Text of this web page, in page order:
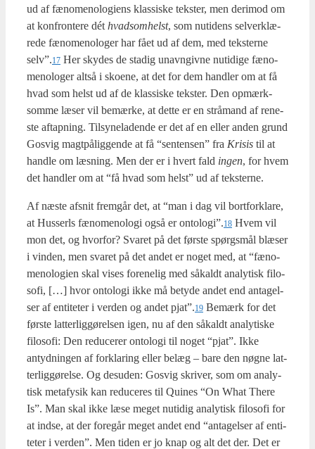
ud af fæno­meno­lo­gi­ens klas­si­ske tek­ster, men der­i­mod om
at kon­fron­te­re dét hva­dsom­helst, som nuti­dens sel­ver­klæ­
re­de fæno­meno­lo­ger har fået ud af dem, med tek­ster­ne
selv”.17 Her sky­des de sta­dig unavn­giv­ne nuti­di­ge fæno­
meno­lo­ger alt­så i sko­e­ne, at det for dem hand­ler om at få
hvad som helst ud af de klas­si­ske tek­ster. Den opmærk­
som­me læser vil bemær­ke, at det­te er en strå­mand af rene­
ste aftap­ning. Til­sy­ne­la­den­de er det af en eller anden grund
Gosvig magt­på­lig­gen­de at få “sen­ten­sen” fra Kri­sis til at
hand­le om læs­ning. Men der er i hvert fald ingen, for hvem
det hand­ler om at “få hvad som helst” ud af tek­ster­ne.
Af næste afsnit frem­går det, at “man i dag vil bort­for­kla­re,
at Hus­serls fæno­meno­lo­gi også er ontologi”.18 Hvem vil
mon det, og hvor­for? Sva­ret på det før­ste spørgs­mål blæ­ser
i vin­den, men sva­ret på det andet er noget med, at “fæno­
meno­lo­gi­en skal vises for­e­ne­lig med såkaldt ana­ly­tisk filo­
so­fi, […] hvor onto­lo­gi ikke må bety­de andet end anta­gel­
ser af enti­te­ter i ver­den og andet pjat”.19 Bemærk for det
før­ste lat­ter­lig­gø­rel­sen igen, nu af den såkaldt ana­ly­ti­ske
filo­so­fi: Den redu­ce­rer onto­lo­gi til noget “pjat”. Ikke
antyd­nin­gen af for­kla­ring eller belæg – bare den nøg­ne lat­
ter­lig­gø­rel­se. Og des­u­den: Gosvig skri­ver, som om ana­ly­
tisk meta­fy­sik kan redu­ce­res til Qui­nes “On What The­re
Is”. Man skal ikke læse meget nuti­dig ana­ly­tisk filo­so­fi for
at ind­se, at der fore­går meget andet end “anta­gel­ser af enti­
te­ter i ver­den”. Men tiden er jo knap og alt det der. Det er